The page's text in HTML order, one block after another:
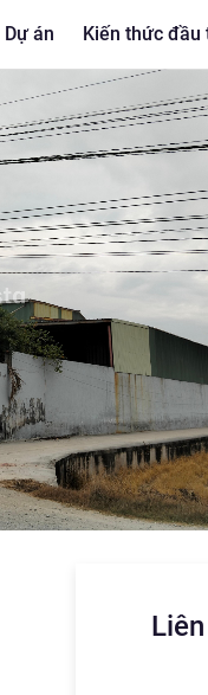
Dự án Kiến thức đầu